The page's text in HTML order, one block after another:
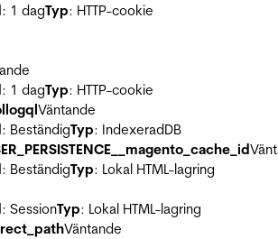
: 1 dagTyp: HTTP-cookie
: 1 dagTyp: HTTP-cookie
Väntande
: BeständigTyp: IndexeradDB
: BeständigTyp: Lokal HTML-lagring
: SessionTyp: Lokal HTML-lagring
Väntande